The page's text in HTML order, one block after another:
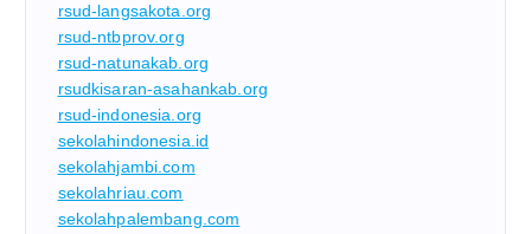
rsud-langsakota.org
rsud-ntbprov.org
rsud-natunakab.org
rsudkisaran-asahankab.org
rsud-indonesia.org
sekolahindonesia.id
sekolahjambi.com
sekolahriau.com
sekolahpalembang.com